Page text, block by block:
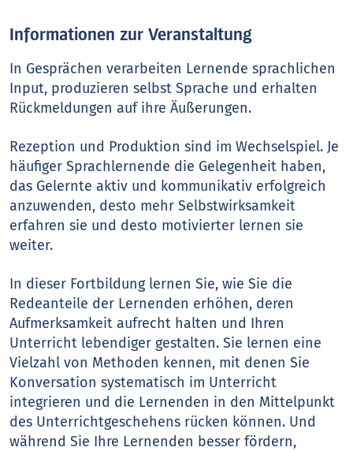
Informationen zur Veranstaltung
In Gesprächen verarbeiten Lernende sprachlichen
Input, produzieren selbst Sprache und erhalten
Rückmeldungen auf ihre Äußerungen.
Rezeption und Produktion sind im Wechselspiel. Je
häufiger Sprachlernende die Gelegenheit haben,
das Gelernte aktiv und kommunikativ erfolgreich
anzuwenden, desto mehr Selbstwirksamkeit
erfahren sie und desto motivierter lernen sie
weiter.
In dieser Fortbildung lernen Sie, wie Sie die
Redeanteile der Lernenden erhöhen, deren
Aufmerksamkeit aufrecht halten und Ihren
Unterricht lebendiger gestalten. Sie lernen eine
Vielzahl von Methoden kennen, mit denen Sie
Konversation systematisch im Unterricht
integrieren und die Lernenden in den Mittelpunkt
des Unterrichtgeschehens rücken können. Und
während Sie Ihre Lernenden besser fördern,